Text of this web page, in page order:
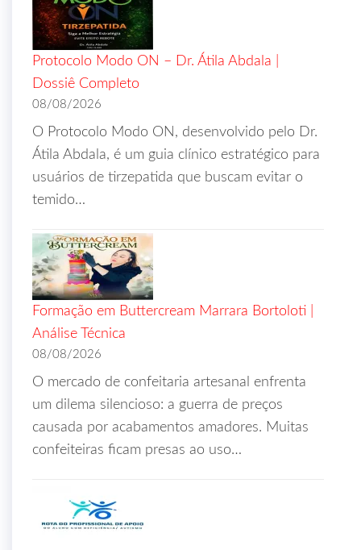
Protocolo Modo ON – Dr. Átila Abdala |
Dossiê Completo
08/08/2026
O Protocolo Modo ON, desenvolvido pelo Dr.
Átila Abdala, é um guia clínico estratégico para
usuários de tirzepatida que buscam evitar o
temido…
Formação em Buttercream Marrara Bortoloti |
Análise Técnica
08/08/2026
O mercado de confeitaria artesanal enfrenta
um dilema silencioso: a guerra de preços
causada por acabamentos amadores. Muitas
confeiteiras ficam presas ao uso…